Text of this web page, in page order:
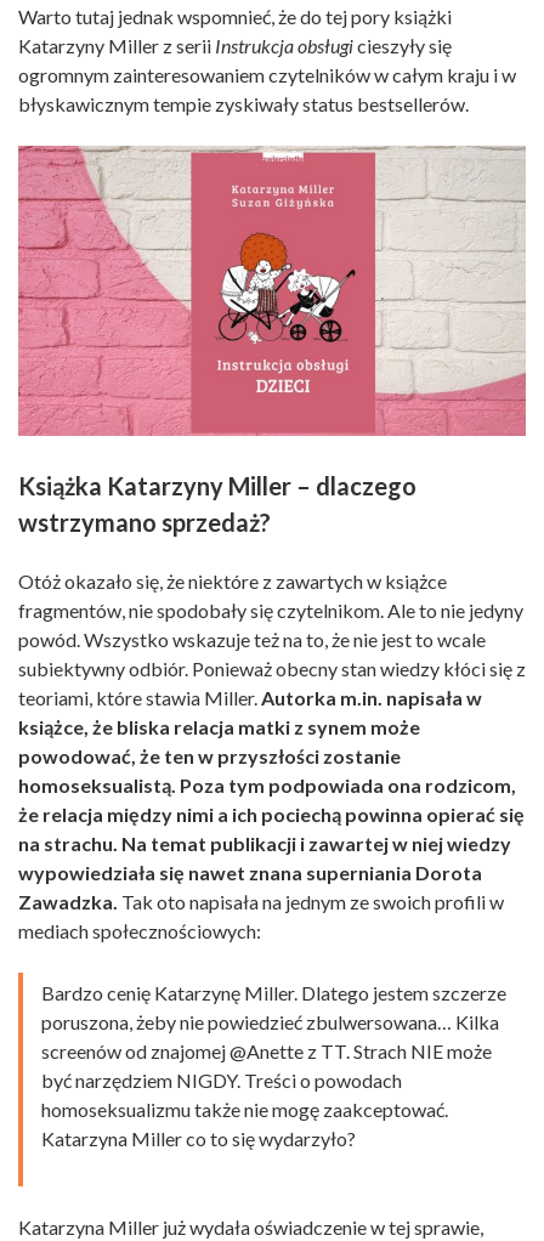
Warto tutaj jednak wspomnieć, że do tej pory książki
Katarzyny Miller z serii Instrukcja obsługicieszyły się
ogromnym zainteresowaniem czytelników w całym kraju i w
błyskawicznym tempie zyskiwały status bestsellerów.
Książka Katarzyny Miller – dlaczego
wstrzymano sprzedaż?
Otóż okazało się, że niektóre z zawartych w książce
fragmentów, nie spodobały się czytelnikom. Ale to nie jedyny
powód. Wszystko wskazuje też na to, że nie jest to wcale
subiektywny odbiór. Ponieważ obecny stan wiedzy kłóci się z
teoriami, które stawia Miller.Autorka m.in. napisała w
książce, że bliska relacja matki z synem może
powodować, że ten w przyszłości zostanie
homoseksualistą. Poza tym podpowiada ona rodzicom,
że relacja między nimi a ich pociechą powinna opierać się
na strachu. Na temat publikacji i zawartej w niej wiedzy
wypowiedziała się nawet znana superniania Dorota
Zawadzka. Tak oto napisała na jednym ze swoich profili w
mediach społecznościowych:
Bardzo cenię Katarzynę Miller. Dlatego jestem szczerze
poruszona, żeby nie powiedzieć zbulwersowana… Kilka
screenów od znajomej @Anette z TT. Strach NIE może
być narzędziem NIGDY. Treści o powodach
homoseksualizmu także nie mogę zaakceptować.
Katarzyna Miller co to się wydarzyło?
Katarzyna Miller już wydała oświadczenie w tej sprawie,